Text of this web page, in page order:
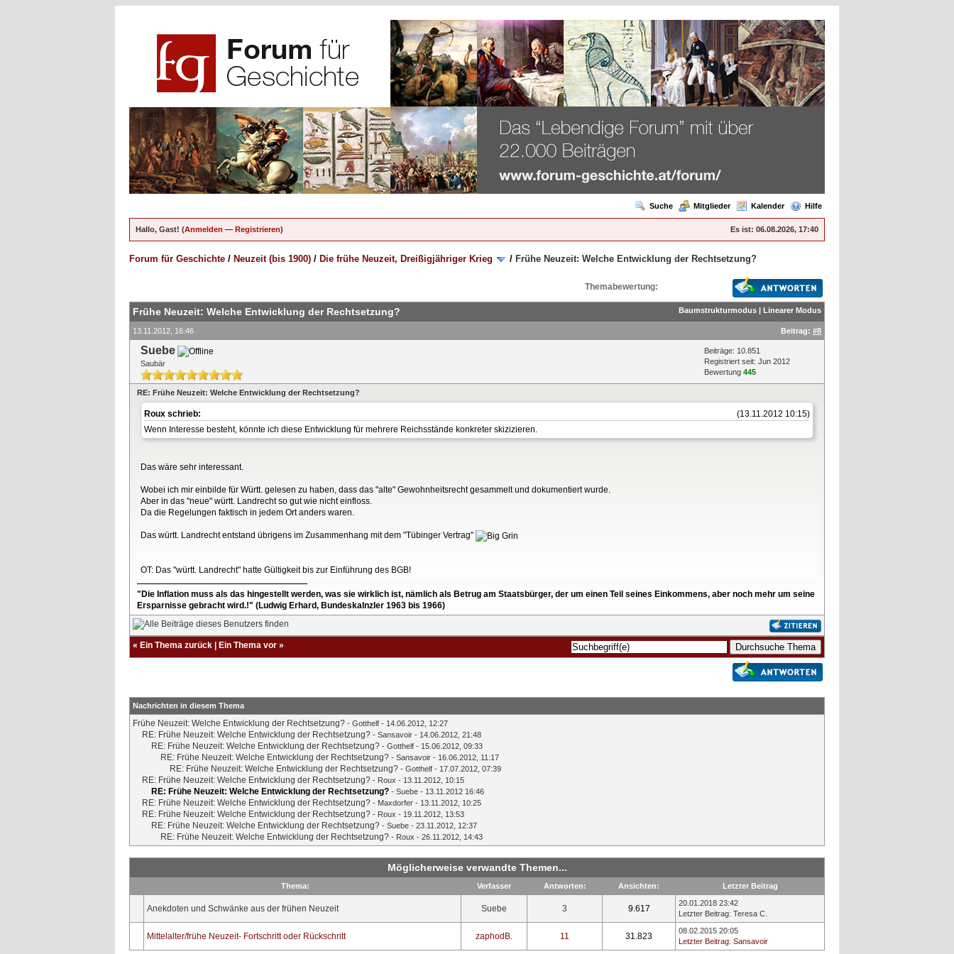
Suche Mitglieder Kalender Hilfe
Es ist: 06.08.2026, 17:40
Hallo, Gast! (Anmelden — Registrieren)
Forum für Geschichte / Neuzeit (bis 1900) / Die frühe Neuzeit, Dreißigjähriger Krieg / Frühe Neuzeit: Welche Entwicklung der Rechtsetzung?
Themabewertung:
Baumstrukturmodus | Linearer Modus
Frühe Neuzeit: Welche Entwicklung der Rechtsetzung?
13.11.2012, 16:46 Beitrag: #8
Suebe
Saubär
Beiträge: 10.851
Registriert seit: Jun 2012
Bewertung 445
RE: Frühe Neuzeit: Welche Entwicklung der Rechtsetzung?
(13.11.2012 10:15)
Roux schrieb:
Wenn Interesse besteht, könnte ich diese Entwicklung für mehrere Reichsstände konkreter skizizieren.
Das wäre sehr interessant.
Wobei ich mir einbilde für Württ. gelesen zu haben, dass das "alte" Gewohnheitsrecht gesammelt und dokumentiert wurde.
Aber in das "neue" württ. Landrecht so gut wie nicht einfloss.
Da die Regelungen faktisch in jedem Ort anders waren.
Das württ. Landrecht entstand übrigens im Zusammenhang mit dem "Tübinger Vertrag"
OT: Das "württ. Landrecht" hatte Gültigkeit bis zur Einführung des BGB!
"Die Inflation muss als das hingestellt werden, was sie wirklich ist, nämlich als Betrug am Staatsbürger, der um einen Teil seines Einkommens, aber noch mehr um seine
Ersparnisse gebracht wird.!" (Ludwig Erhard, Bundeskalnzler 1963 bis 1966)
« Ein Thema zurück Ein Thema vor »
Nachrichten in diesem Thema
Frühe Neuzeit: Welche Entwicklung der Rechtsetzung? - Gotthelf - 14.06.2012, 12:27
RE: Frühe Neuzeit: Welche Entwicklung der Rechtsetzung? - Sansavoir - 14.06.2012, 21:48
RE: Frühe Neuzeit: Welche Entwicklung der Rechtsetzung? - Gotthelf - 15.06.2012, 09:33
RE: Frühe Neuzeit: Welche Entwicklung der Rechtsetzung? - Sansavoir - 16.06.2012, 11:17
RE: Frühe Neuzeit: Welche Entwicklung der Rechtsetzung? - Gotthelf - 17.07.2012, 07:39
RE: Frühe Neuzeit: Welche Entwicklung der Rechtsetzung? - Roux - 13.11.2012, 10:15
RE: Frühe Neuzeit: Welche Entwicklung der Rechtsetzung? - Suebe - 13.11.2012 16:46
RE: Frühe Neuzeit: Welche Entwicklung der Rechtsetzung? - Maxdorfer - 13.11.2012, 10:25
RE: Frühe Neuzeit: Welche Entwicklung der Rechtsetzung? - Roux - 19.11.2012, 13:53
RE: Frühe Neuzeit: Welche Entwicklung der Rechtsetzung? - Suebe - 23.11.2012, 12:37
RE: Frühe Neuzeit: Welche Entwicklung der Rechtsetzung? - Roux - 26.11.2012, 14:43
Möglicherweise verwandte Themen...
Thema: Verfasser Antworten: Ansichten: Letzter Beitrag
Anekdoten und Schwänke aus der frühen Neuzeit Suebe 3 9.617
20.01.2018 23:42
Letzter Beitrag: Teresa C.
Mittelalter/frühe Neuzeit- Fortschritt oder Rückschritt zaphodB. 11 31.823
08.02.2015 20:05
Letzter Beitrag: Sansavoir